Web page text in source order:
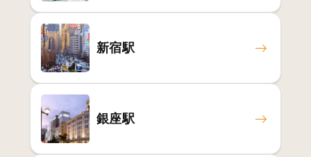
新宿駅
銀座駅